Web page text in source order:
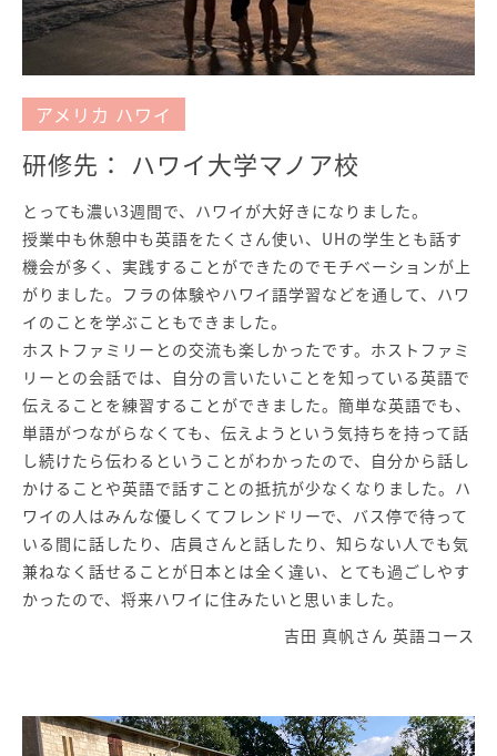
研修先： ハワイ大学マノア校
アメリカ ハワイ
とっても濃い3週間で、ハワイが大好きになりました。
授業中も休憩中も英語をたくさん使い、UHの学生とも話す
機会が多く、実践することができたのでモチベーションが上
がりました。フラの体験やハワイ語学習などを通して、ハワ
イのことを学ぶこともできました。
ホストファミリーとの交流も楽しかったです。ホストファミ
リーとの会話では、自分の言いたいことを知っている英語で
伝えることを練習することができました。簡単な英語でも、
単語がつながらなくても、伝えようという気持ちを持って話
し続けたら伝わるということがわかったので、自分から話し
かけることや英語で話すことの抵抗が少なくなりました。ハ
ワイの人はみんな優しくてフレンドリーで、バス停で待って
いる間に話したり、店員さんと話したり、知らない人でも気
兼ねなく話せることが日本とは全く違い、とても過ごしやす
かったので、将来ハワイに住みたいと思いました。
吉田 真帆さん 英語コース